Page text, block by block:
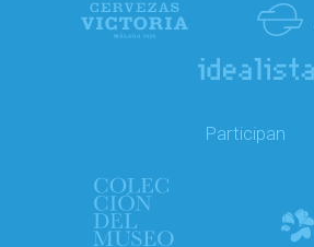
Participan